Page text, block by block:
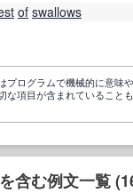
of swallows
プログラムで機械的に意味
な項目が含まれていること
含む例文一覧